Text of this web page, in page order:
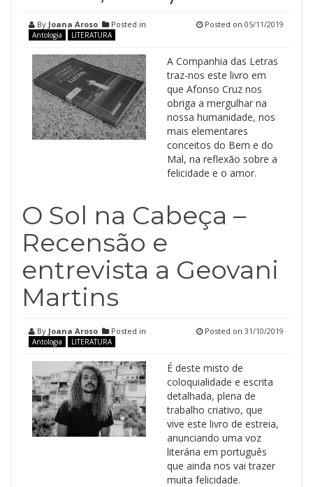
By Joana Aroso Posted in
Antologia LITERATURA
Posted on 05/11/2019
A Companhia das Letras
traz-nos este livro em
que Afonso Cruz nos
obriga a mergulhar na
nossa humanidade, nos
mais elementares
conceitos do Bem e do
Mal, na reflexão sobre a
felicidade e o amor.
O Sol na Cabeça –
Recensão e
entrevista a Geovani
Martins
By Joana Aroso Posted in
Antologia LITERATURA
Posted on 31/10/2019
É deste misto de
coloquialidade e escrita
detalhada, plena de
trabalho criativo, que
vive este livro de estreia,
anunciando uma voz
literária em português
que ainda nos vai trazer
muita felicidade.